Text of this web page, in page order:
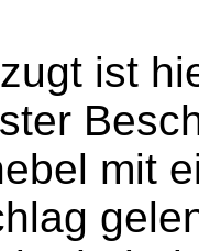
ist
mit